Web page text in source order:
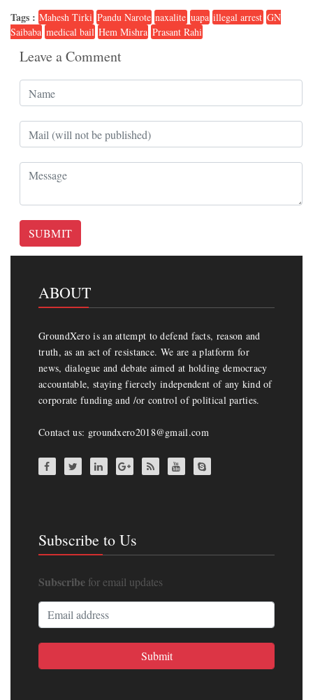
Tags : Mahesh Tirki Pandu Narote naxalite uapa illegal arrest GN
Saibaba medical bail Hem Mishra Prasant Rahi
Leave a Comment
SUBMIT
ABOUT
GroundXero is an attempt to defend facts, reason and
truth, as an act of resistance. We are a platform for
news, dialogue and debate aimed at holding democracy
accountable, staying fiercely independent of any kind of
corporate funding and /or control of political parties.
Contact us: groundxero2018@gmail.com
Subscribe to Us
Subscribe for email updates